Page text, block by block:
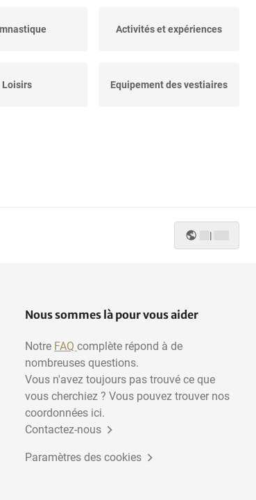
Activités et expériences
Loisirs Equipement des vestiaires
|
Nous sommes là pour vous aider
Notre FAQ complète répond à de
nombreuses questions.
Vous n'avez toujours pas trouvé ce que
vous cherchiez ? Vous pouvez trouver nos
coordonnées ici.
Contactez-nous
Paramètres des cookies